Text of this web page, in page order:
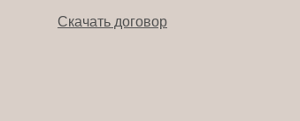
Скачать договор